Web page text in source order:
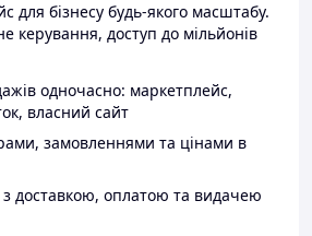
для бізнесу будь-якого масштабу.
керування, доступ до мільйонів
одночасно: маркетплейс,
власний сайт
замовленнями та цінами в
з доставкою, оплатою та видачею